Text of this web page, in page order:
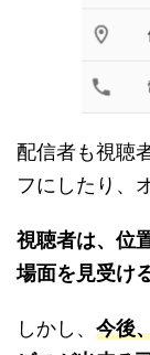
配信者も視聴
フにしたり、
視聴者は、位
場面を見受け
しかし、 今後